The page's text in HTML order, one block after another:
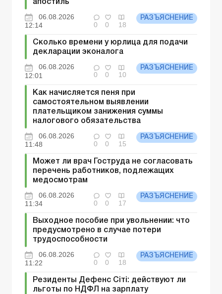
апостиль
06.08.2026
12:14
0 0 18
РАЗЪЯСНЕНИЕ
Сколько времени у юрлица для подачи
декларации эконалога
06.08.2026
12:01
0 0 10
РАЗЪЯСНЕНИЕ
Как начисляется пеня при
самостоятельном выявлении
плательщиком занижения суммы
налогового обязательства
06.08.2026
11:48
0 0 15
РАЗЪЯСНЕНИЕ
Может ли врач Гоструда не согласовать
перечень работников, подлежащих
медосмотрам
06.08.2026
11:34
0 0 17
РАЗЪЯСНЕНИЕ
Выходное пособие при увольнении: что
предусмотрено в случае потери
трудоспособности
06.08.2026
11:22
0 0 18
РАЗЪЯСНЕНИЕ
Резиденты Дефенс Сіті: действуют ли
льготы по НДФЛ на зарплату